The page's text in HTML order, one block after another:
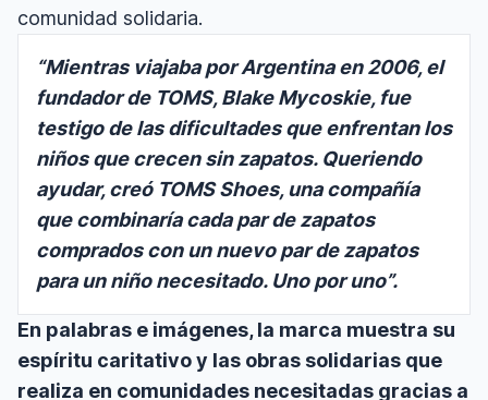
comunidad solidaria.
“Mientras viajaba por Argentina en 2006, el
fundador de TOMS, Blake Mycoskie, fue
testigo de las dificultades que enfrentan los
niños que crecen sin zapatos. Queriendo
ayudar, creó TOMS Shoes, una compañía
que combinaría cada par de zapatos
comprados con un nuevo par de zapatos
para un niño necesitado. Uno por uno”.
En palabras e imágenes, la marca muestra su
espíritu caritativo y las obras solidarias que
realiza en comunidades necesitadas gracias a